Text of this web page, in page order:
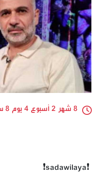
8 شهر 2 أسبوع 4 يوم 8 س 54 د 51 ث
❗️sadawilaya❗